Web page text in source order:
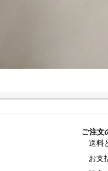
ご注文
送料
お支